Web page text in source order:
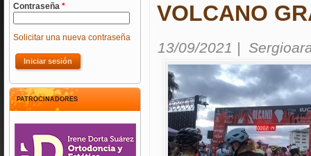
Contraseña *
Solicitar una nueva contraseña
PATROCINADORES
VOLCANO
13/09/2021 |